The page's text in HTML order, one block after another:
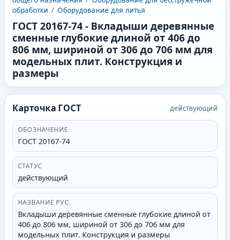
обработки / Оборудование для литья
ГОСТ 20167-74- Вкладыши деревянные
сменные глубокие длиной от 406 до
806 мм, шириной от 306 до 706 мм для
модельных плит. Конструкция и
размеры
Карточка ГОСТ действующий
ОБОЗНАЧЕНИЕ
ГОСТ 20167-74
СТАТУС
действующий
НАЗВАНИЕ РУС.
Вкладыши деревянные сменные глубокие длиной от
406 до 806 мм, шириной от 306 до 706 мм для
модельных плит. Конструкция и размеры